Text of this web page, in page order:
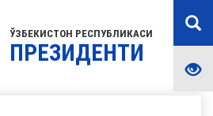
ЎЗБЕКИСТОН РЕСПУБЛИКАСИ
ПРЕЗИДЕНТИ